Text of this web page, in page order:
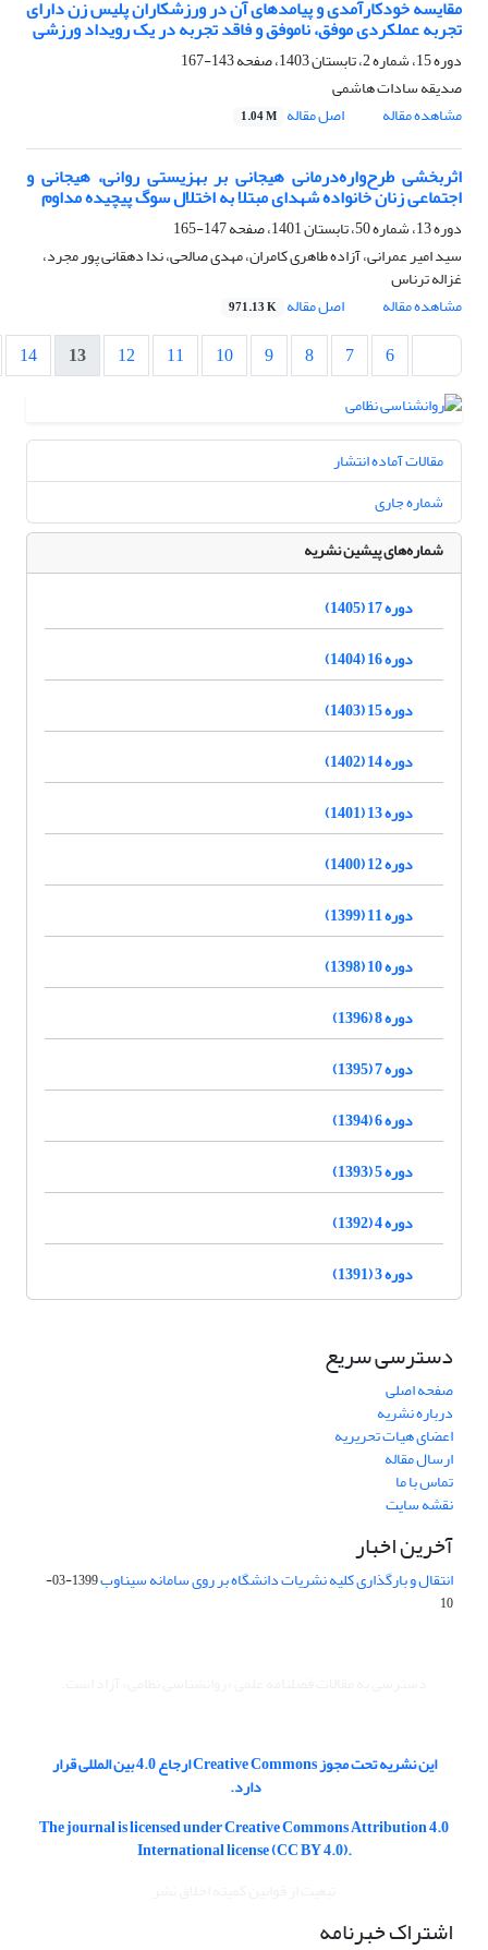
مقایسه خودکارآمدی و پیامدهای آن در ورزشکاران پلیس زن دارای
تجربه عملکردی موفق، ناموفق و فاقد تجربه در یک رویداد ورزشی
دوره 15، شماره 2، تابستان 1403، صفحه
143-167
صدیقه سادات هاشمی
مشاهده مقاله
اصل مقاله 1.04 M
اثربخشی طرح‌واره‌درمانی هیجانی بر بهزیستی روانی، هیجانی و
اجتماعی زنان خانواده شهدای مبتلا به اختلال سوگ پیچیده مداوم
دوره 13، شماره 50، تابستان 1401، صفحه
147-165
سید امیر عمرانی، آزاده طاهری کامران، مهدی صالحی، ندا دهقانی پور مجرد،
غزاله ترناس
مشاهده مقاله
اصل مقاله 971.13 K
6
7
8
9
10
11
12
13
14
مقالات آماده انتشار
شماره جاری
شماره‌های پیشین نشریه
دوره 17 (1405)
دوره 16 (1404)
دوره 15 (1403)
دوره 14 (1402)
دوره 13 (1401)
دوره 12 (1400)
دوره 11 (1399)
دوره 10 (1398)
دوره 8 (1396)
دوره 7 (1395)
دوره 6 (1394)
دوره 5 (1393)
دوره 4 (1392)
دوره 3 (1391)
دسترسی سریع
صفحه اصلی
درباره نشریه
اعضای هیات تحریریه
ارسال مقاله
تماس با ما
نقشه سایت
آخرین اخبار
انتقال و بارگذاری کلیه نشریات دانشگاه بر روی سامانه سیناوب
1399-03-
10
این نشریه تحت مجوز Creative Commons ارجاع 4.0 بین المللی قرار
دارد.
The journal is licensed under Creative Commons Attribution 4.0
International license (CC BY 4.0).
اشتراک خبرنامه